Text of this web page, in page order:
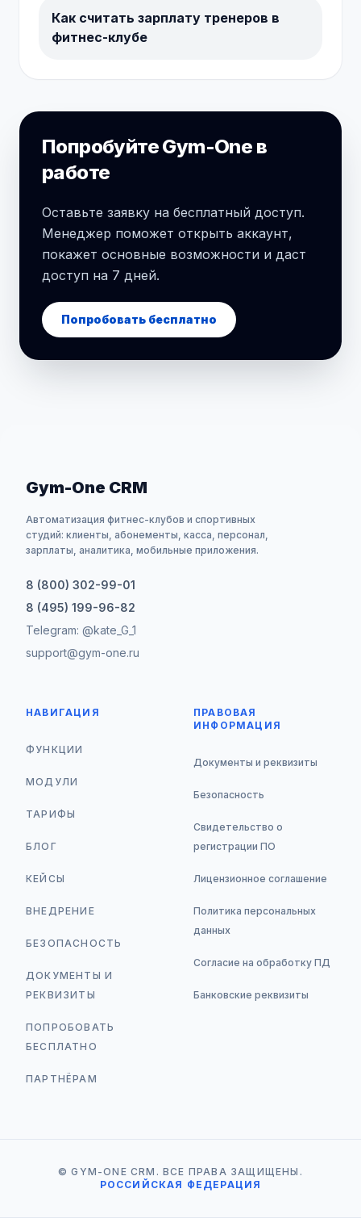
Как считать зарплату тренеров в
фитнес-клубе
Попробуйте Gym-One в
работе
Оставьте заявку на бесплатный доступ.
Менеджер поможет открыть аккаунт,
покажет основные возможности и даст
доступ на 7 дней.
Попробовать бесплатно
Gym-One CRM
Автоматизация фитнес-клубов и спортивных
студий: клиенты, абонементы, касса, персонал,
зарплаты, аналитика, мобильные приложения.
8 (800) 302-99-01
8 (495) 199-96-82
Telegram: @kate_G_1
support@gym-one.ru
НАВИГАЦИЯ
ФУНКЦИИ
МОДУЛИ
ТАРИФЫ
БЛОГ
КЕЙСЫ
ВНЕДРЕНИЕ
БЕЗОПАСНОСТЬ
ДОКУМЕНТЫ И
РЕКВИЗИТЫ
ПОПРОБОВАТЬ
БЕСПЛАТНО
ПАРТНЁРАМ
ПРАВОВАЯ
ИНФОРМАЦИЯ
Документы и реквизиты
Безопасность
Свидетельство о
регистрации ПО
Лицензионное соглашение
Политика персональных
данных
Согласие на обработку ПД
Банковские реквизиты
© GYM-ONE CRM. ВСЕ ПРАВА ЗАЩИЩЕНЫ.
РОССИЙСКАЯ ФЕДЕРАЦИЯ